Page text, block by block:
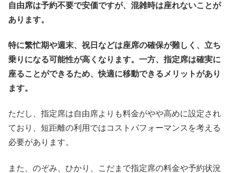
自由席は予約不要で安価ですが、混雑時は座れないことが
あります。
特に繁忙期や週末、祝日などは座席の確保が難しく、立ち
乗りになる可能性が高くなります。一方、指定席は確実に
座ることができるため、快適に移動できるメリットがあり
ます。
ただし、指定席は自由席よりも料金がやや高めに設定され
ており、短距離の利用ではコストパフォーマンスを考える
必要があります。
また、のぞみ、ひかり、こだまで指定席の料金や予約状況